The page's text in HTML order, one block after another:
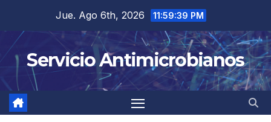
contenido
Jue. Ago 6th, 2026 11:59:39 PM
Servicio Antimicrobianos